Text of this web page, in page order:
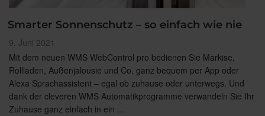
Smarter Sonnenschutz – so einfach wie nie
Veröffentlicht
am
9. Juni 2021
Mit dem neuen WMS WebControl pro bedienen Sie Markise,
Rollladen, Außenjalousie und Co. ganz bequem per App oder
Alexa Sprachassistent – egal ob zuhause oder unterwegs. Und
dank der cleveren WMS Automatikprogramme verwandeln Sie Ihr
Zuhause ganz einfach in ein …